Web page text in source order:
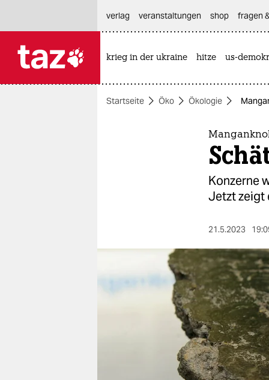
themen
nord
verlag
veranstaltungen shop fragen
krieg in der ukraine hitze us-
Startseite Öko Ökologie
Konzerne
Jetzt zeigt
21.5.2023